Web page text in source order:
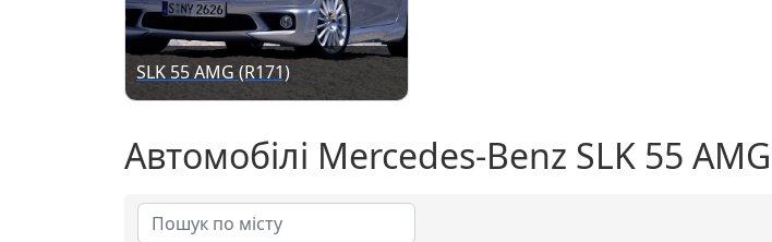
SLK 55 AMG (R171)
Автомобілі Mercedes-Benz SLK 55 AMG